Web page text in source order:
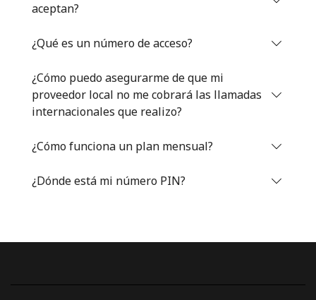
aceptan?
¿Qué es un número de acceso?
¿Cómo puedo asegurarme de que mi
proveedor local no me cobrará las llamadas
internacionales que realizo?
¿Cómo funciona un plan mensual?
¿Dónde está mi número PIN?